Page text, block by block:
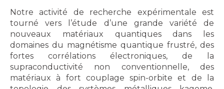
Notre activité de recherche expérimentale est
tourné vers l’étude d’une grande variété de
nouveaux matériaux quantiques dans les
domaines du magnétisme quantique frustré, des
fortes corrélations électroniques, de la
supraconductivité non conventionnelle, des
matériaux à fort couplage spin-orbite et de la